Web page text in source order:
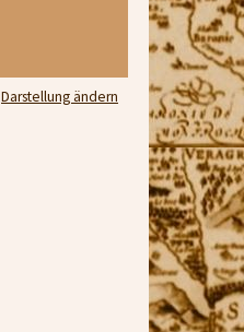
Darstellung ändern